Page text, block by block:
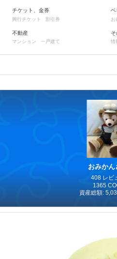
チケット、金券
興行チケット 割引券
不動産
マンション 一戸建て
ベ
お
情
おみかん
408 レビ
1365
資産総額: